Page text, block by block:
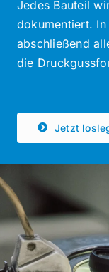
Jedes Bauteil
dokumentiert.
abschließend
die
Jetzt